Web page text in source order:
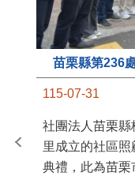
苗栗縣第236
115-07-31
社團法人苗栗
里成立的社區
典禮，此為苗